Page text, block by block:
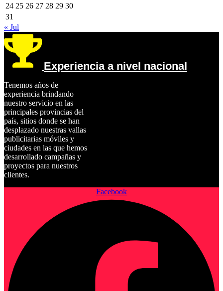
24 25 26 27 28 29 30
31
« Jul
Experiencia a nivel nacional
Tenemos años de
experiencia brindando
nuestro servicio en las
principales provincias del
país, sitios donde se han
desplazado nuestras vallas
publicitarias móviles y
ciudades en las que hemos
desarrollado campañas y
proyectos para nuestros
clientes.
Facebook